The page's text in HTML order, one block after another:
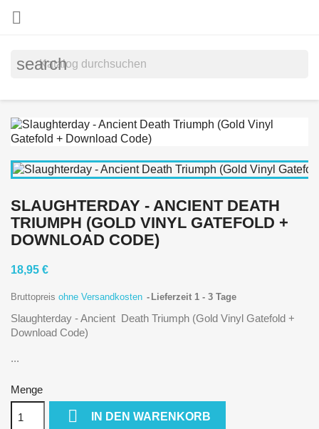

search
SLAUGHTERDAY - ANCIENT DEATH
TRIUMPH (GOLD VINYL GATEFOLD +
DOWNLOAD CODE)
18,95 €
Bruttopreis ohne Versandkosten Lieferzeit 1 - 3 Tage
Slaughterday - Ancient Death Triumph (Gold Vinyl Gatefold +
Download Code)
...
Menge
 IN DEN WARENKORB